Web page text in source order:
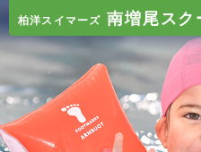
柏洋スイマーズ 南増尾スク